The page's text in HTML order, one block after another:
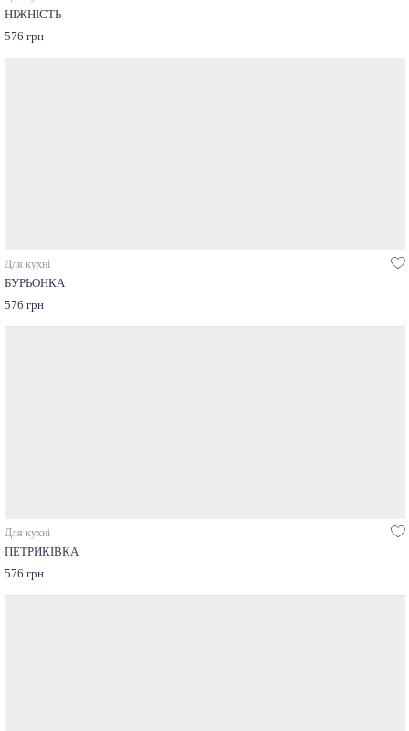
НІЖНІСТЬ
576 грн
Для кухні
БУРЬОНКА
576 грн
Для кухні
ПЕТРИКІВКА
576 грн